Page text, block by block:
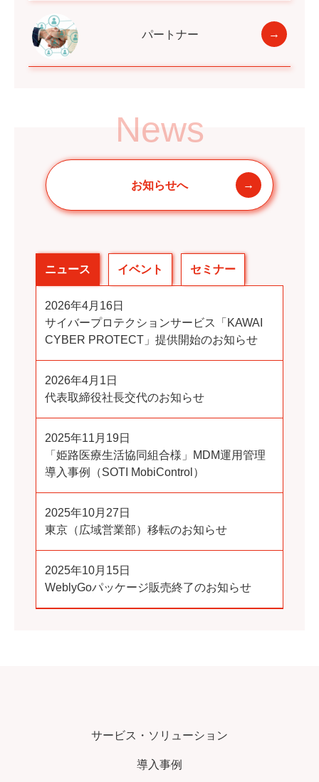
パートナー
News
お知らせへ
ニュース イベント セミナー
2026年4月16日
サイバープロテクションサービス「KAWAI
CYBER PROTECT」提供開始のお知らせ
2026年4月1日
代表取締役社長交代のお知らせ
2025年11月19日
「姫路医療生活協同組合様」MDM運用管理
導入事例（SOTI MobiControl）
2025年10月27日
東京（広域営業部）移転のお知らせ
2025年10月15日
WeblyGoパッケージ販売終了のお知らせ
サービス・ソリューション
導入事例